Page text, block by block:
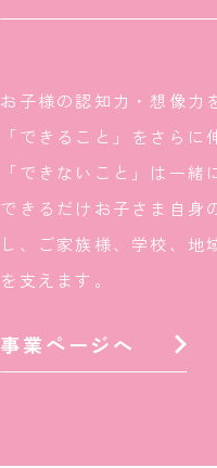
お子様の認知力・想像力
「できること」をさらに
「できないこと」は一緒
できるだけお子さま自身
し、ご家族様、学校、地
を支えます。
事業ページへ